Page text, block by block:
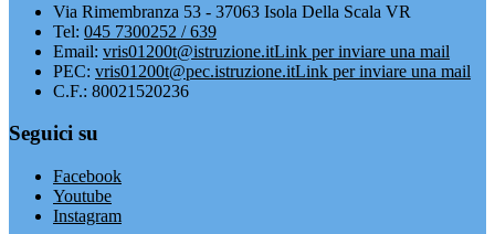
Via Rimembranza 53 - 37063 Isola Della Scala VR
Tel: 045 7300252 / 639
Email: vris01200t@istruzione.itLink per inviare una mail
PEC: vris01200t@pec.istruzione.itLink per inviare una mail
C.F.: 80021520236
Seguici su
Facebook
Youtube
Instagram